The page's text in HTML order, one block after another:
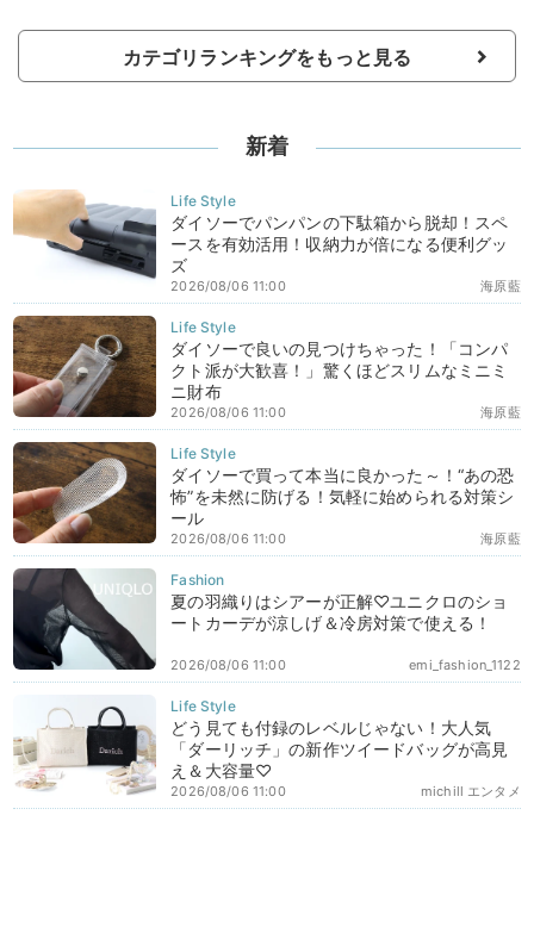
カテゴリランキングをもっと見る
新着
ダイソーでパンパンの下駄箱から脱却！スペ
ースを有効活用！収納力が倍になる便利グッ
ズ
海原藍
2026/08/06 11:00
ダイソーで良いの見つけちゃった！「コンパ
クト派が大歓喜！」驚くほどスリムなミニミ
ニ財布
海原藍
2026/08/06 11:00
ダイソーで買って本当に良かった～！“あの恐
怖”を未然に防げる！気軽に始められる対策シ
ール
海原藍
2026/08/06 11:00
夏の羽織りはシアーが正解♡ユニクロのショ
ートカーデが涼しげ＆冷房対策で使える！
emi_fashion_1122
2026/08/06 11:00
どう見ても付録のレベルじゃない！大人気
「ダーリッチ」の新作ツイードバッグが高見
え＆大容量♡
michill エンタメ
2026/08/06 11:00